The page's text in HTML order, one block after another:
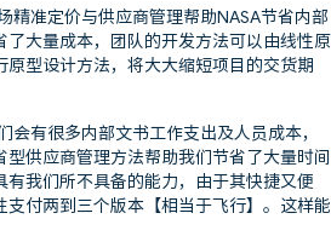
精准定价与供应商管理帮助NASA节省内部
了大量成本，团队的开发方法可以由线性原
型设计方法，将大大缩短项目的交货期
有很多内部文书工作支出及人员成本，
供应商管理方法帮助我们节省了大量时间
我们所不具备的能力，由于其快捷又便
付两到三个版本【相当于飞行】。这样能